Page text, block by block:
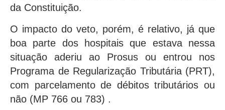
da Constituição.
O impacto do veto, porém, é relativo, já que
boa parte dos hospitais que estava nessa
situação aderiu ao Prosus ou entrou nos
Programa de Regularização Tributária (PRT),
com parcelamento de débitos tributários ou
não (MP 766 ou 783) .